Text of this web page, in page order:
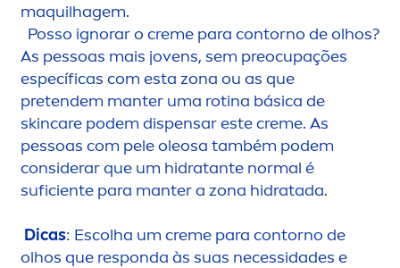
maquilhagem.
Posso ignorar o creme para contorno de olhos?
As pessoas mais jovens, sem preocupações
específicas com esta zona ou as que
pretendem manter uma rotina básica de
skincare podem dispensar estecreme. As
pessoas com pele oleosa também podem
considerar que um hidratante normal é
suficiente para manter a zona hidratada.
Dicas: Escolha um creme para contorno de
olhos que responda às suas necessidades e